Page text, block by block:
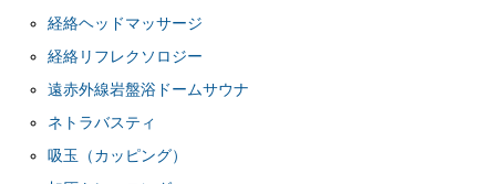
経絡ヘッドマッサージ
経絡リフレクソロジー
遠赤外線岩盤浴ドームサウナ
ネトラバスティ
吸玉（カッピング）